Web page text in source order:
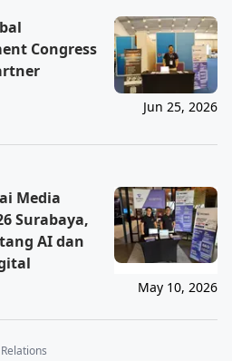
Congress
Jun 25, 2026
Media
Surabaya,
AI dan
May 10, 2026